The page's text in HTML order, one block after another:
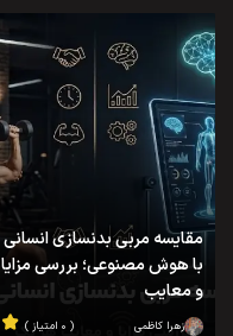
مقایسه مربی بدنسازی انسانی
با هوش مصنوعی؛ بررسی مزایا
و معایب
زهرا کاظمی ( ۰ امتیاز )